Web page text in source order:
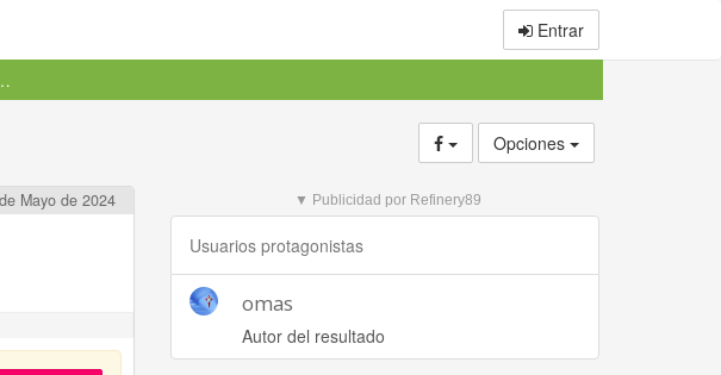
Entrar
Opciones
Mayo de 2024 ▼ Publicidad por Refinery89
Usuarios protagonistas
omas
Autor del resultado